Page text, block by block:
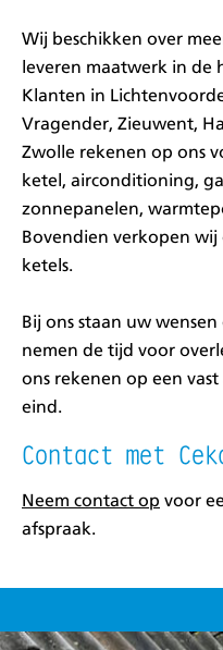
Wij beschikken over
leveren maatwerk in de
Klanten in
Vragender, Zieuwent,
Zwolle rekenen op ons
ketel, airconditioning,
zonnepanelen,
Bovendien verkopen
ketels.
Bij ons staan uw
nemen de tijd voor
ons rekenen op een
eind.
Contact met
Neem contact op voor
afspraak.